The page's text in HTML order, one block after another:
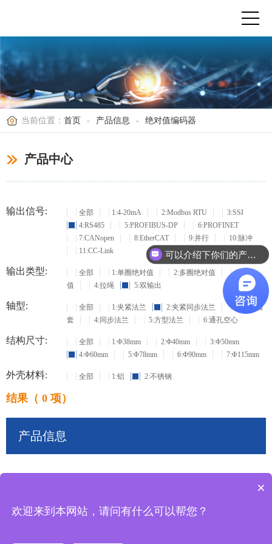
当前位置： 首页 - 产品信息 - 绝对值编码器
产品中心
输出信号: 全部 1:4-20mA 2:Modbus RTU
3:SSI
4:RS485
5:PROFIBUS-DP
6:PROFINET
7:CANopen
8:EtherCAT 9:并行
10:脉冲
11:CC-Link
输出类型: 全部 1:单圈绝对值 2:多圈绝对值
3:增量
值
4:拉绳 5:双输出
轴型: 全部 1:夹紧法兰 2:夹紧同步法兰
3:盲孔轴
套
4:同步法兰 5:方型法兰 6:通孔空心
结构尺寸: 全部 1:Φ38mm 2:Φ40mm
3:Φ50mm
4:Φ60mm
5:Φ78mm 6:Φ90mm 7:Φ115mm
外壳材料: 全部 1:铝 2:不锈钢
结果（ 0 项）
产品信息
可以介绍下你们的产品么？
×
欢迎来到本网站，请问有什么可以帮您？